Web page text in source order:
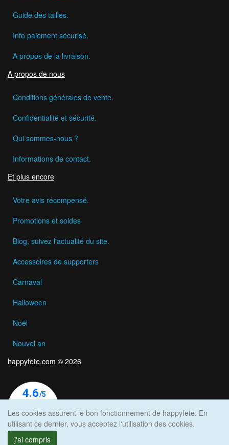
Guide des tailles.
Info paiement sécurisé.
A propos de la livraison.
A propos de nous
Conditions générales de vente.
Confidentialité et sécurité.
Qui sommes-nous ?
Informations de contact.
Et plus encore
Votre avis récompensé.
Promotions et soldes
Blog, suivez l'actualité du site.
Accessoires de supporters
Carnaval
Halloween
Noël
Nouvel an
happyfete.com © 2026
Les cookies assurent le bon fonctionnement de happyfete. En
utilisant ce dernier, vous acceptez l'utilisation des cookies.
j'ai compris